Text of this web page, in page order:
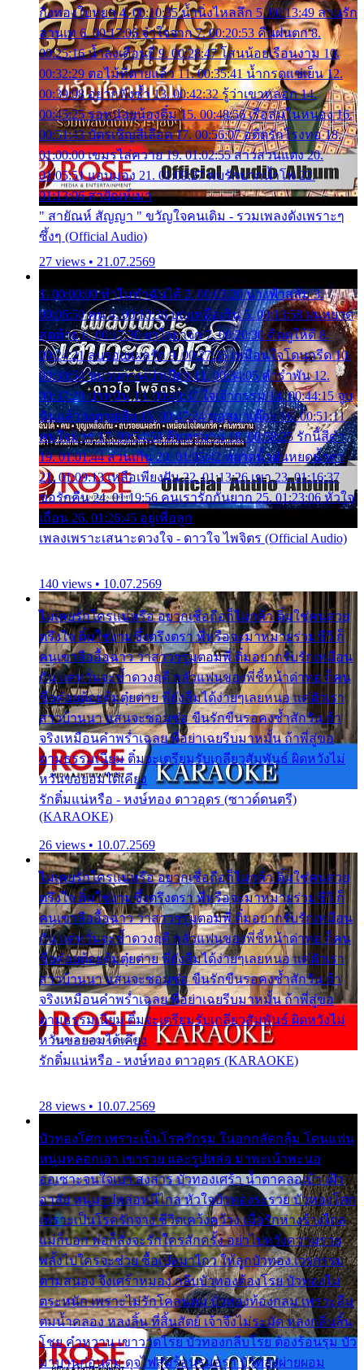
กิ่งทองใบหยก 4. 00:10:35 น้ำนิ่งไหลลึก 5. 00:13:49 ลานรัก
ลานเท 6. 00:17:06 จำใจจาก 7. 00:20:53 คืนฝนตก 8.
00:25:16 น้ำลงเดือนยี่ 9. 00:28:47 โสนน้อยเรือนงาม 10.
00:32:29 ตอไม้ที่ตายแล้ว 11. 00:35:41 น้ำกรดแช่เย็น 12.
00:39:08 อยากฟังซ้ำ 13. 00:42:32 รู้ว่าเขาหลอก 14.
00:45:25 รอหน่อยน้องติ๋ม 15. 00:48:56 เรือล่มในหนอง 16.
00:51:43 บัตรเชิญสีเลือด 17. 00:56:07 อดีตรักโรงทอ 18.
01:00:00 เขมรไล่ควาย 19. 01:02:55 สาวสวนแตง 20.
01:05:51 แอบมอง 21. 01:09:27 พบรักปากน้ำโพ 22.
01:13:06 สายัณห์เมา
" สายัณห์ สัญญา " ขวัญใจคนเดิม - รวมเพลงดังเพราะๆ
ซึ้งๆ (Official Audio)
27 views • 21.07.2569
1. 00:00:00 ทำไมทำฉันได้ 2. 00:03:20 นางฟ้าสลัม 3.
00:06:50 คน 4. 00:10:36 บุญเหลือเกิน 5. 00:13:58 ฝนหยาด
สุดท้าย 6. 00:17:30 ยาใจยาจก 7. 00:20:30 คิดดูให้ดี 8.
00:24:21 ลบรอยแผลรัก 9. 00:27:35 เหมือนใจโดนกรีด 10.
00:30:54 ขบวนการเปาเปียว 11. 00:34:05 คำรำพัน 12.
00:37:20 ปาหนัน 13. 00:40:37 ใจเจ้ากรรม 14. 00:44:15 จูบ
ฉันแล้วจงตายเสีย 15. 00:47:24 ขอสูมาเต๊อะ 16. 00:51:11
คนใจมาร 17. 00:54:50 คืนทรมาน 18. 00:58:25 รักนี้สีดำ
19. 01:01:44 ส่วนเกิน 20. 01:05:42 หยาดน้ำฝนหยดน้ำตา
21. 01:09:13 เหลือเพียงฝัน 22. 01:13:26 เขา 23. 01:16:37
ขอรักคืน 24. 01:19:56 คนเรารักกันยาก 25. 01:23:06 หัวใจ
เถื่อน 26. 01:26:45 อยู่เพื่อลูก
เพลงเพราะเสนาะดวงใจ - ดาวใจ ไพจิตร (Official Audio)
140 views • 10.07.2569
ไม่เคยรักใครแน่หรือ อยากเชื่อถือก็ไม่กล้า ติ๋มใช่คนสวย
ตรึงใจ ติ๋มใช่งามซึ้งตรึงตรา พี่หรือจะมาหมายร่วมชีวี ก็
คนเขาลืออื้อฉาว ว่าสาวๆรุมตอมพี่ ติ๋มอยากรับรักเหมือน
กัน แต่หวั่นจะช้ำดวงฤดี กลัวแฟนของพี่ชี้หน้าด่าทอ ก็คน
ชื่อต๋อยต้อยตุ้มตุ๋ยต่าย พี่ยังลืมได้ง่ายๆเลยหนอ แค่ตัวเรา
สาวบ้านนา แสนจะซอมซ่อ ขืนรักขืนรอคงช้ำสักวัน ถ้า
จริงเหมือนคำพร่ำเฉลย พี่อย่าเฉยรีบมาหมั้น ถ้าพี่สู่ขอ
ตามธรรมเนียม ติ๋มจะเตรียมรับเกลียวสัมพันธ์ ผิดหวังไม่
หวั่นขอยอมได้เคียง
รักติ๋มแน่หรือ - หงษ์ทอง ดาวอุดร (ซาวด์ดนตรี)
(KARAOKE)
26 views • 10.07.2569
ไม่เคยรักใครแน่หรือ อยากเชื่อถือก็ไม่กล้า ติ๋มใช่คนสวย
ตรึงใจ ติ๋มใช่งามซึ้งตรึงตรา พี่หรือจะมาหมายร่วมชีวี ก็
คนเขาลืออื้อฉาว ว่าสาวๆรุมตอมพี่ ติ๋มอยากรับรักเหมือน
กัน แต่หวั่นจะช้ำดวงฤดี กลัวแฟนของพี่ชี้หน้าด่าทอ ก็คน
ชื่อต๋อยต้อยตุ้มตุ๋ยต่าย พี่ยังลืมได้ง่ายๆเลยหนอ แค่ตัวเรา
สาวบ้านนา แสนจะซอมซ่อ ขืนรักขืนรอคงช้ำสักวัน ถ้า
จริงเหมือนคำพร่ำเฉลย พี่อย่าเฉยรีบมาหมั้น ถ้าพี่สู่ขอ
ตามธรรมเนียม ติ๋มจะเตรียมรับเกลียวสัมพันธ์ ผิดหวังไม่
หวั่นขอยอมได้เคียง
รักติ๋มแน่หรือ - หงษ์ทอง ดาวอุดร (KARAOKE)
28 views • 10.07.2569
บัวทองโศก เพราะเป็นโรครักรุม ในอกกลัดกลุ้ม โดนแฟน
หนุ่มหลอกเอา เขารวย และรูปหล่อ มาพะเน้าพะนอ
ออเซาะจนใจเบา สงสาร บัวทองเศร้า น้ำตาคลอเบ้า เฝ้า
อาลัย หนุ่มรูปหล่อหนีไกล หัวใจบัวทองระรวย บัวทองโศก
เพราะเป็นโรครักจาง ชีวิตเคว้งคว้าง เมื่อรักห่างร้างไกล
แม่ก็บอก พ่อก็สั่งจะรักใครสักครั้ง อย่าไปหวังความรวย
พลั้งไปใครจะช่วย ซื้อเปลมาไกว ให้ลูกบัวทอง เวรกรรม
ตามสนอง จึงเศร้าหมอง กลีบบัวทองต้องโรย บัวทองไม่
ตระหนัก เพราะไม่รักโคลนตม บัวทองท้องกลม เพราะลืม
ตมน้ำคลอง หลงลิ้น ที่สิ้นสัตย์ เจ้าจึงไม่ระมัด หลงกลิ่นลิ้น
โชย คำหวาน เขาวาดโรย บัวทองกลีบโรย ต้องร้อนรุม บัว
มาบานก่อนตูม ดุจไฟสุมร้อนรุมอุรา บัวทองผ่ายผอม